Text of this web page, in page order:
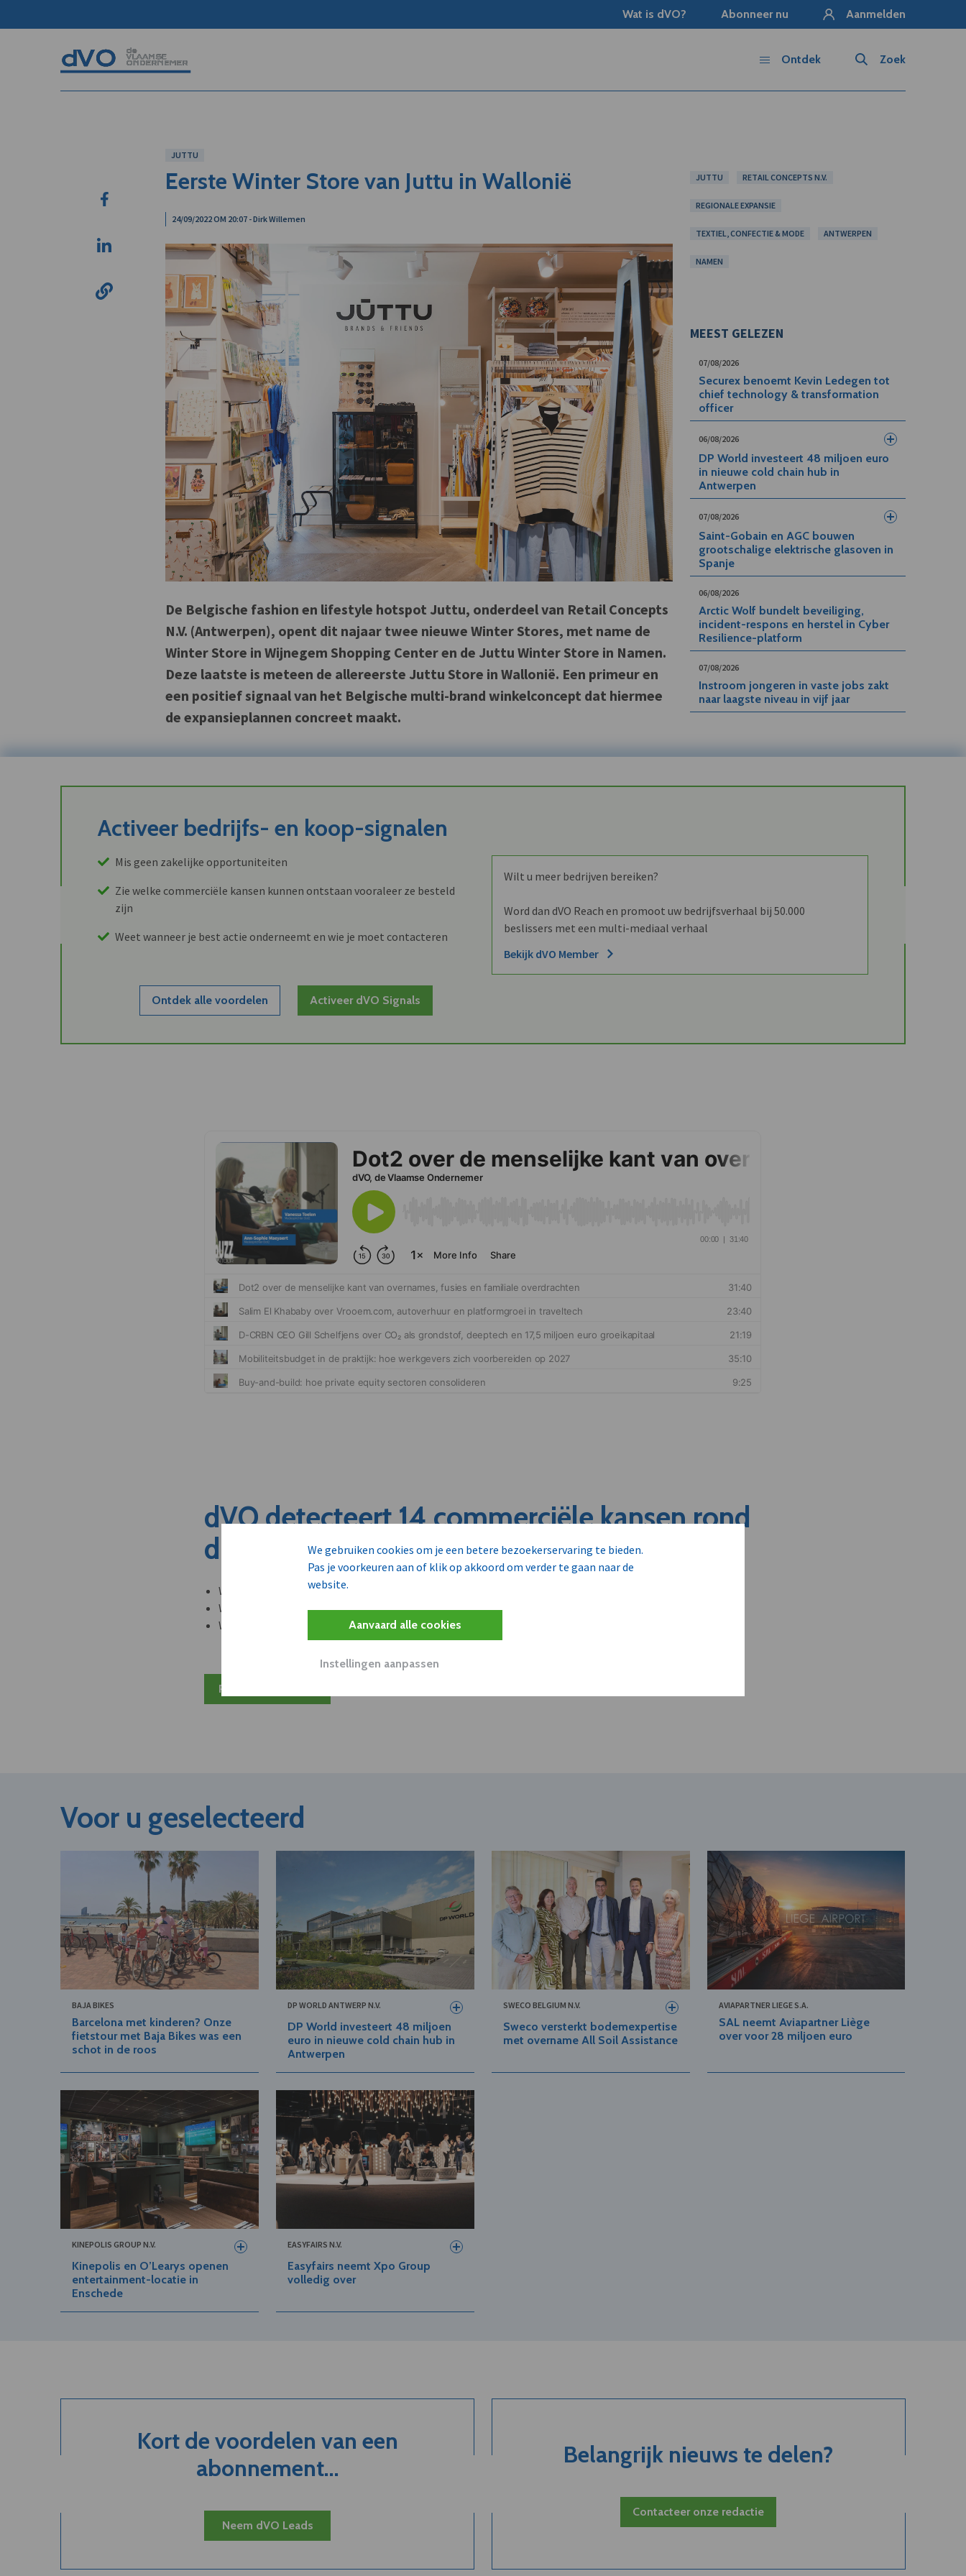
We gebruiken cookies om je een betere bezoekerservaring te bieden.
Pas je voorkeuren aan of klik op akkoord om verder te gaan naar de
website.
Aanvaard alle cookies
Instellingen aanpassen
Wat is dVO? Abonneer nu Aanmelden
Zoek
Ontdek
JUTTU
Eerste Winter Store van Juttu in Wallonië
24/09/2022 OM 20:07 - Dirk Willemen
De Belgische fashion en lifestyle hotspot Juttu, onderdeel van Retail Concepts
N.V. (Antwerpen), opent dit najaar twee nieuwe Winter Stores, met name de
Winter Store in Wijnegem Shopping Center en de Juttu Winter Store in Namen.
Deze laatste is meteen de allereerste Juttu Store in Wallonië. Een primeur en
een positief signaal van het Belgische multi-brand winkelconcept dat hiermee
de expansieplannen concreet maakt.
JUTTU RETAIL CONCEPTS N.V.
REGIONALE EXPANSIE
TEXTIEL, CONFECTIE & MODE ANTWERPEN
NAMEN
MEEST GELEZEN
07/08/2026
Securex benoemt Kevin Ledegen tot
chief technology & transformation
officer
06/08/2026
DP World investeert 48 miljoen euro
in nieuwe cold chain hub in
Antwerpen
07/08/2026
Saint-Gobain en AGC bouwen
grootschalige elektrische glasoven in
Spanje
06/08/2026
Arctic Wolf bundelt beveiliging,
incident-respons en herstel in Cyber
Resilience-platform
07/08/2026
Instroom jongeren in vaste jobs zakt
naar laagste niveau in vijf jaar
Activeer bedrijfs- en koop-signalen
Mis geen zakelijke opportuniteiten
Zie welke commerciële kansen kunnen ontstaan vooraleer ze besteld
zijn
Weet wanneer je best actie onderneemt en wie je moet contacteren
Ontdek alle voordelen Activeer dVO Signals
Wilt u meer bedrijven bereiken?
Word dan dVO Reach en promoot uw bedrijfsverhaal bij 50.000
beslissers met een multi-mediaal verhaal
Bekijk dVO Member
dVO detecteert 14 commerciële kansen rond
dit nieuws
Welke leveranciers kunnen aan dit bedrijf verkopen?
Welke bedrijven kunnen klant worden van deze onderneming?
Welke partners en adviseurs worden mogelijk relevant?
Plan 20 min inzicht
Voor u geselecteerd
BAJA BIKES
Barcelona met kinderen? Onze
fietstour met Baja Bikes was een
schot in de roos
DP WORLD ANTWERP N.V.
DP World investeert 48 miljoen
euro in nieuwe cold chain hub in
Antwerpen
SWECO BELGIUM N.V.
Sweco versterkt bodemexpertise
met overname All Soil Assistance
AVIAPARTNER LIEGE S.A.
SAL neemt Aviapartner Liège
over voor 28 miljoen euro
KINEPOLIS GROUP N.V.
Kinepolis en O’Learys openen
entertainment-locatie in
Enschede
EASYFAIRS N.V.
Easyfairs neemt Xpo Group
volledig over
Kort de voordelen van een
abonnement...
Neem dVO Leads
Belangrijk nieuws te delen?
Contacteer onze redactie